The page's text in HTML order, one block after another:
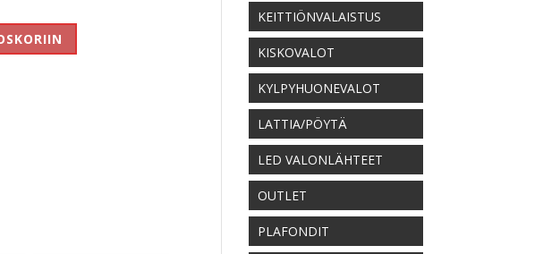
KEITTIÖNVALAISTUS
KISKOVALOT
KYLPYHUONEVALOT
LATTIA/PÖYTÄ
LED VALONLÄHTEET
OUTLET
PLAFONDIT